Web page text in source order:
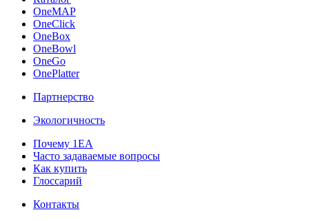
OneMAP
OneClick
OneBox
OneBowl
OneGo
OnePlatter
Партнерство
Экологичность
Почему 1ЕА
Часто задаваемые вопросы
Как купить
Глоссарий
Контакты